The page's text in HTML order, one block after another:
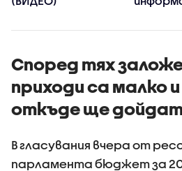
Кардам
Според тях
приходи са малко и
откъде ще
В гласувания вчера от
парламента бюджет за